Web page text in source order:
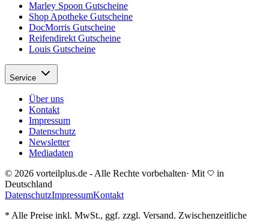
Marley Spoon Gutscheine
Shop Apotheke Gutscheine
DocMorris Gutscheine
Reifendirekt Gutscheine
Louis Gutscheine
Service
Über uns
Kontakt
Impressum
Datenschutz
Newsletter
Mediadaten
© 2026 vorteilplus.de - Alle Rechte vorbehalten· Mit
in
Deutschland
DatenschutzImpressumKontakt
* Alle Preise inkl. MwSt., ggf. zzgl. Versand. Zwischenzeitliche